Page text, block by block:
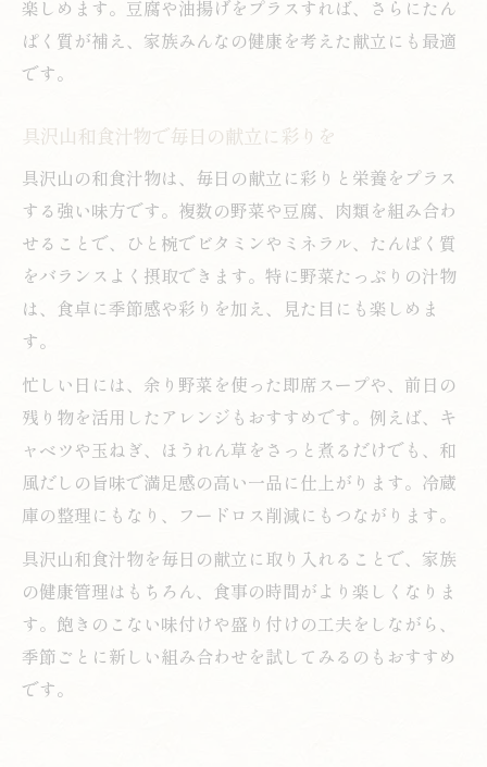
楽しめます。豆腐や油揚げをプラスすれば、さらにたん
ぱく質が補え、家族みんなの健康を考えた献立にも最適
です。
具沢山和食汁物で毎日の献立に彩りを
具沢山の和食汁物は、毎日の献立に彩りと栄養をプラス
する強い味方です。複数の野菜や豆腐、肉類を組み合わ
せることで、ひと椀でビタミンやミネラル、たんぱく質
をバランスよく摂取できます。特に野菜たっぷりの汁物
は、食卓に季節感や彩りを加え、見た目にも楽しめま
す。
忙しい日には、余り野菜を使った即席スープや、前日の
残り物を活用したアレンジもおすすめです。例えば、キ
ャベツや玉ねぎ、ほうれん草をさっと煮るだけでも、和
風だしの旨味で満足感の高い一品に仕上がります。冷蔵
庫の整理にもなり、フードロス削減にもつながります。
具沢山和食汁物を毎日の献立に取り入れることで、家族
の健康管理はもちろん、食事の時間がより楽しくなりま
す。飽きのこない味付けや盛り付けの工夫をしながら、
季節ごとに新しい組み合わせを試してみるのもおすすめ
です。